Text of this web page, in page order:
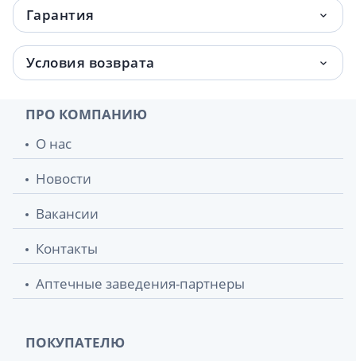
Гарантия
Условия возврата
ПРО КОМПАНИЮ
О нас
Новости
Вакансии
Контакты
Аптечные заведения-партнеры
ПОКУПАТЕЛЮ